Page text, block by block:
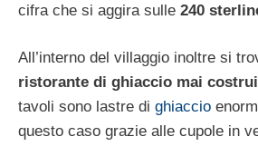
cifra che si aggira sulle 240
All’interno del villaggio inoltre si
ristorante di ghiaccio mai
tavoli sono lastre di ghiaccio
questo caso grazie alle cupole in